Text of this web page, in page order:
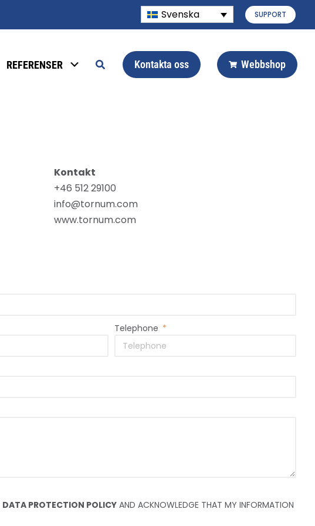
Svenska SUPPORT
REFERENSER Kontakta oss Webbshop
Kontakt
+46 512 29100
info@tornum.com
www.tornum.com
Telephone
DATA PROTECTION POLICY AND ACKNOWLEDGE THAT MY INFORMATION